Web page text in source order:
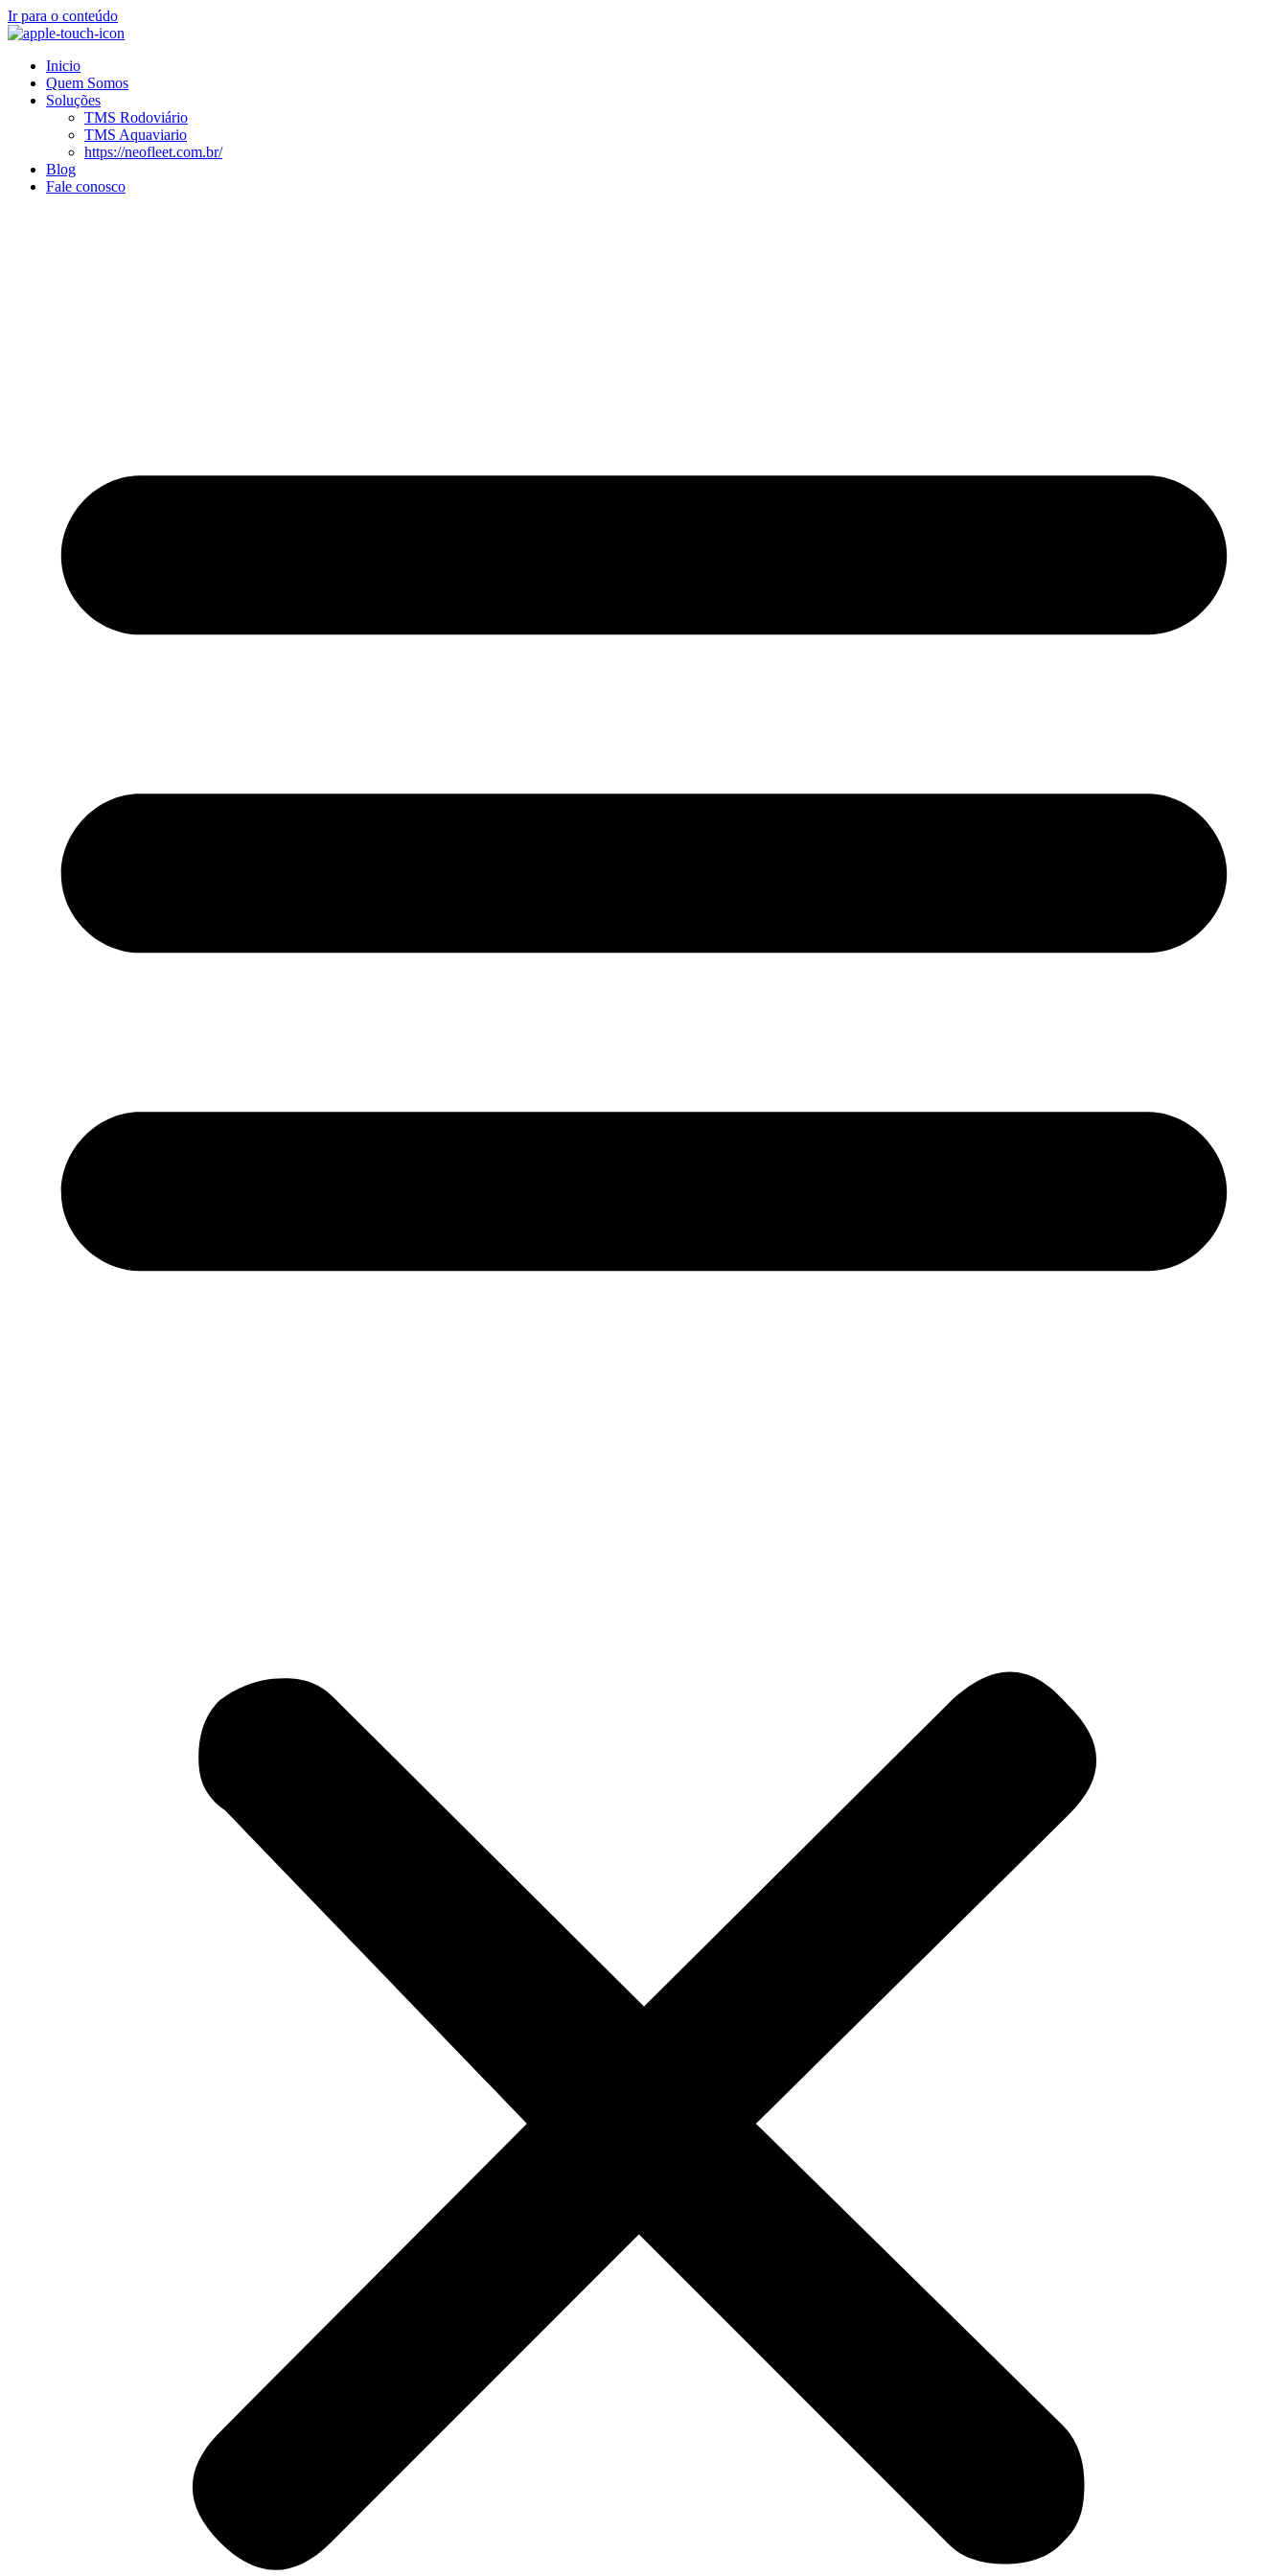
Ir para o conteúdo
Inicio
Quem Somos
Soluções
TMS Rodoviário
TMS Aquaviario
https://neofleet.com.br/
Blog
Fale conosco